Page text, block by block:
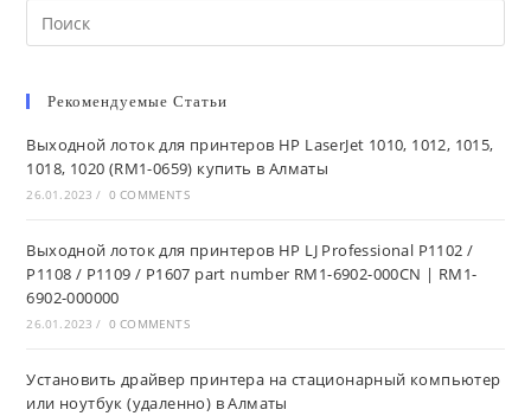
Search
this
Рекомендуемые Статьи
Выходной лоток для принтеров HP LaserJet 1010, 1012, 1015,
1018, 1020 (RM1-0659) купить в Алматы
26.01.2023 / 0 COMMENTS
Выходной лоток для принтеров HP LJ Professional P1102 /
P1108 / P1109 / P1607 part number RM1-6902-000CN | RM1-
6902-000000
26.01.2023 / 0 COMMENTS
Установить драйвер принтера на стационарный компьютер
или ноутбук (удаленно) в Алматы